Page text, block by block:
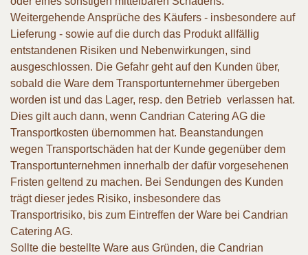
Weitergehende Ansprüche des Käufers - insbesondere auf
Lieferung - sowie auf die durch das Produkt allfällig
entstandenen Risiken und Nebenwirkungen, sind
ausgeschlossen. Die Gefahr geht auf den Kunden über,
sobald die Ware dem Transportunternehmer übergeben
worden ist und das Lager, resp. den Betrieb verlassen hat.
Dies gilt auch dann, wenn Candrian Catering AG die
Transportkosten übernommen hat. Beanstandungen
wegen Transportschäden hat der Kunde gegenüber dem
Transportunternehmen innerhalb der dafür vorgesehenen
Fristen geltend zu machen. Bei Sendungen des Kunden
trägt dieser jedes Risiko, insbesondere das
Transportrisiko, bis zum Eintreffen der Ware bei Candrian
Catering AG.
Sollte die bestellte Ware aus Gründen, die Candrian